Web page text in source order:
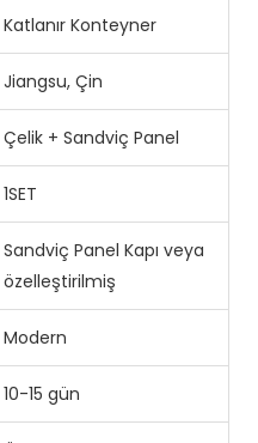
Katlanır Konteyner
Jiangsu, Çin
Çelik + Sandviç Panel
1SET
Sandviç Panel Kapı veya
özelleştirilmiş
Modern
10-15 gün